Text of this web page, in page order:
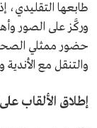
طابعها التقليدي،
وركَّز على الصور
حضور ممثلي
والتنقل مع
إطلاق الألقاب